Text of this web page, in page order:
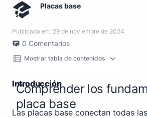
Placas base
Publicado en: 29 de noviembre de 2024
0 Comentarios
Mostrar tabla de contenidos
Introducción
Comprender los
placa base
Las placas base conectan todas